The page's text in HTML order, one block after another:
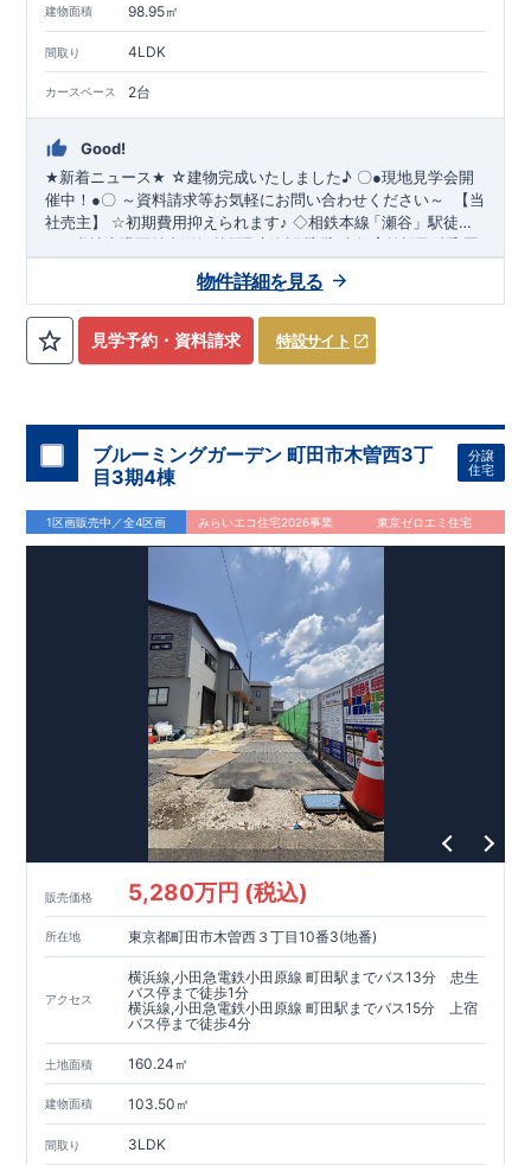
え、アフターサービスを外部の業者に委託せず、東栄住宅グル
ープ「東栄ホームサービス株式会社」にて責任をもって対応い
たします。
建物面積 98.95㎡
間取り 4LDK
カースペース 2台
Good!
★新着ニュース ★ ☆建物完成いたしました♪ 〇●現地見学会開
催中！ ●〇 ～資料請求等お気軽にお問い合わせください～
【当
社売主】
☆初期費用抑えられます♪ ◇相鉄本線「瀬谷 」駅徒歩
１９分♪​ ◇全区画３９坪越えの新規分譲地
◇教育施設が徒歩圏
当社自慢の魅力溢れる間取り & 設備 暮らしやすく長く愛さ
・開放感を演出するスタイリッシュな間取り
ります（5号棟） 【吹き抜け天井】 ◇実際に生活した時に便利
◇
・ちょっとした収納に
【収納スペース・各居室クローゼット
躍！【浴室乾燥暖房機】
≪ ブルーミングガーデンのこ だ
設』住宅性能評価‥‥評価を受けた図面通りに施工されている
か、建設までに計 4 回チェックが行われます。 ・図面や書類上
だけでなく、「現場の施工状況」を検査した上で、品質を保証
しております。
■全棟自社一
だからこそ、お客様の安心に繋がります。 ・設計、施工、営業
が協力しあい、最良のプランをご提供いたします。 ・不要な中
間マージンを抑える事で、コストダウンに努めております。
スマートフォンで見やすい特設サイトはこちら
https://www.e-blooming.com/bukken/51775003/
見学予約・資料請求 特設サイト
物件詳細を見る
ブルーミングガーデン 町田市木曽西3丁
目3期4棟
分譲
住宅
1区画販売中／全4区画 みらいエコ住宅2026事業 東京ゼロエミ住宅
販売価格 5,280万円 (税込)
所在地 東京都町田市木曽西３丁目10番3(地番)
アクセス
横浜線,小田急電鉄小田原線 町田駅までバス13分 忠生
バス停まで徒歩1分
横浜線,小田急電鉄小田原線 町田駅までバス15分 上宿
バス停まで徒歩4分
土地面積 160.24㎡
建物面積 103.50㎡
間取り 3LDK